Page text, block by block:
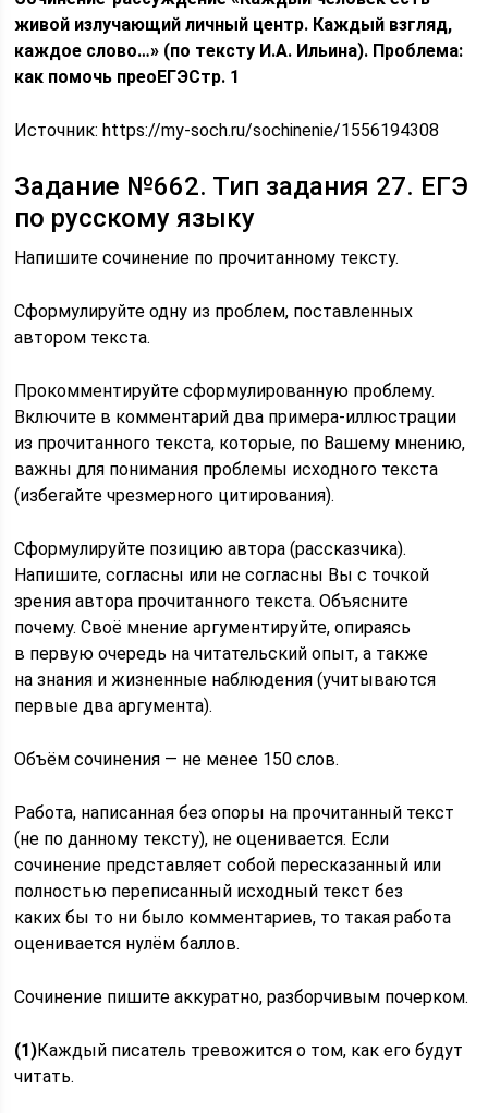
живой излучающий личный центр. Каждый взгляд,
каждое слово…» (по тексту И.А. Ильина). Проблема:
как помочь преоЕГЭСтр. 1
Источник:https://my-soch.ru/sochinenie/1556194308
Задание №662. Тип задания 27. ЕГЭ
по русскому языку
Напишите сочинение по прочитанному тексту.
Сформулируйте одну из проблем, поставленных
автором текста.
Прокомментируйте сформулированную проблему.
Включите в комментарий два примера-иллюстрации
из прочитанного текста, которые, по Вашему мнению,
важны для понимания проблемы исходного текста
(избегайте чрезмерного цитирования).
Сформулируйте позицию автора (рассказчика).
Напишите, согласны или не согласны Вы с точкой
зрения автора прочитанного текста. Объясните
почему. Своё мнение аргументируйте, опираясь
в первую очередь на читательский опыт, а также
на знания и жизненные наблюдения (учитываются
первые два аргумента).
Объём сочинения — не менее 150 слов.
Работа, написанная без опоры на прочитанный текст
(не по данному тексту), не оценивается. Если
сочинение представляет собой пересказанный или
полностью переписанный исходный текст без
каких бы то ни было комментариев, то такая работа
оценивается нулём баллов.
Сочинение пишите аккуратно, разборчивым почерком.
(1)Каждый писатель тревожится о том, как его будут
читать.